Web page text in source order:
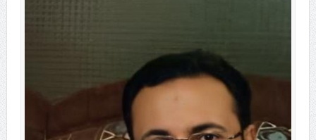
الحريّة والتحرير
مقال: عاشوراء البحرين… ميدان جهاد بالكلمة